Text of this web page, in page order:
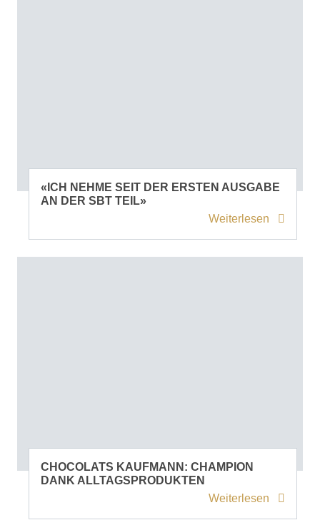
«ICH NEHME SEIT DER ERSTEN AUSGABE
AN DER SBT TEIL»
Weiterlesen
CHOCOLATS KAUFMANN: CHAMPION
DANK ALLTAGSPRODUKTEN
Weiterlesen